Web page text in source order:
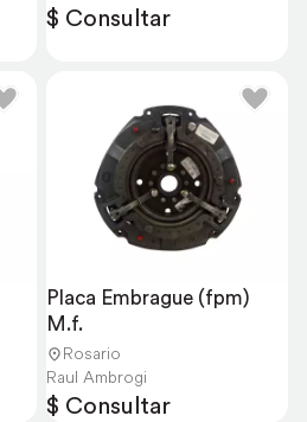
$ Consultar
Placa Embrague (fpm)
M.f.
Rosario
Raul Ambrogi
$ Consultar